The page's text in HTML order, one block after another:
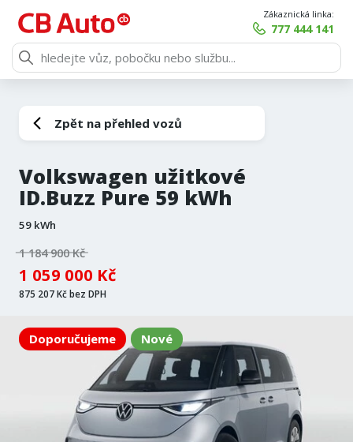
Zákaznická linka:
777 444 141
Zpět na přehled vozů
Volkswagen užitkové
ID.Buzz Pure 59 kWh
59 kWh
1 184 900 Kč
1 059 000 Kč
875 207 Kč bez DPH
Doporučujeme Nové